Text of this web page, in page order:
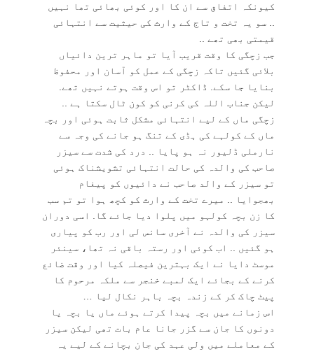
کیونکہ اتفاق سے ان کا اور کوئی بھائی تھا نہیں
.. سو یہ تخت و تاج کے وارث کی حیثیت سے انتہائی
قیمتی بھی تھے ..
جب زچگی کا وقت قریب آیا تو ماہر ترین دائیاں
بلائی گئیں تاکہ زچگی کے عمل کو آسان اور محفوظ
بنایا جا سکے. ڈاکٹر تو اس وقت ہوتے نہیں تھے.
لیکن جناب اللہ کی کرنی کو کون ٹال سکتا ہے ..
زچگی ماں کے لیے انتہائی مشکل ثابت ہوئی اور بچہ
ماں کے کولہے کی ہڈی کے تنگ ہو جانے کی وجہ سے
نارملی ڈلیور نہ ہو پایا .. درد کی شدت سے سیزر
صاحب کی والدہ کی حالت انتہائی تشویشناک ہوئی
تو سیزر کے والد صاحب نے دائیوں کو پیغام
بھجوایا .. میرے تخت کے وارث کو کچھ ہوا تو تم سب
کا زن بچہ کولہو میں پلوا دیا جائے گا. اسی دوران
سیزر کی والدہ نے آخری سانس لی اور رب کو پیاری
ہو گئیں .. اب کوئی اور رستہ باقی نہ تھا، سینئر
موسٹ دایا نے ایک بہترین فیصلہ کیا اور وقت ضائع
کرنے کے بجائے ایک لمبے خنجر سے ملکہ مرحوم کا
پیٹ چاک کر کے زندہ بچہ باہر نکال لیا …
اس زمانے میں بچہ پیدا کرتے ہوئے ماں یا بچہ یا
دونوں کا جان سے گزر جانا عام بات تھی لیکن سیزر
کے معاملے میں ولی عہد کی جان بچانے کے لیے یہ